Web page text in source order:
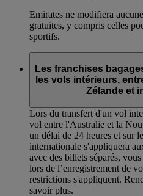
Emirates ne modifiera
gratuites, y compris celles
sportifs.
Les franchises
les vols intérieurs,
Zélande et
Lors du transfert d'un vol
vol entre l'Australie et la
un délai de 24 heures et sur
internationale s'appliquera
avec des billets séparés,
lors de l’enregistrement de
restrictions s'appliquent.
savoir plus.